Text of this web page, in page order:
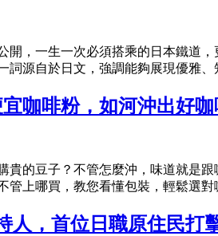
開，一生一次必須搭乘的日本鐵
源自於日文，強調能夠展現優雅
咖啡粉，如河沖出好咖
的豆子？不管怎麼沖，味道就是
上哪買，教您看懂包裝，輕鬆選
人，首位日職原住民打